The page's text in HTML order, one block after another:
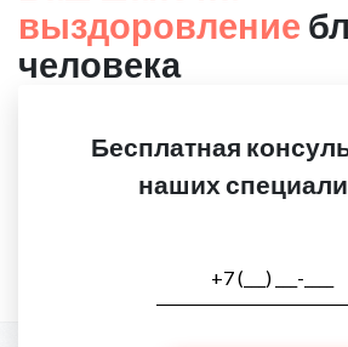
выздоровление
человека
Бесплатная
наших